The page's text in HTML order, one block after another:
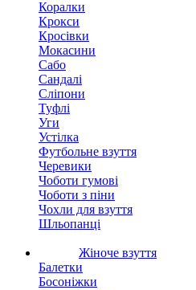
Коралки
Крокси
Кросівки
Мокасини
Сабо
Сандалі
Сліпони
Туфлі
Уги
Устілка
Футбольне взуття
Черевики
Чоботи гумові
Чоботи з піни
Чохли для взуття
Шльопанці
Жіноче взуття
Балетки
Босоніжки